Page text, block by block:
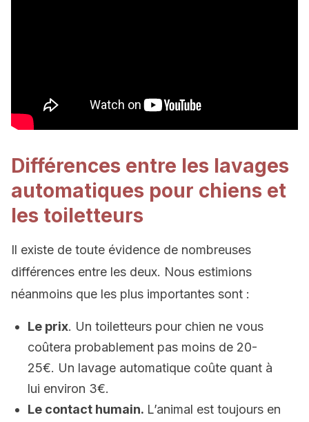
Différences entre les lavages
automatiques pour chiens et
les toiletteurs
Il existe de toute évidence de nombreuses
différences entre les deux. Nous estimions
néanmoins que les plus importantes sont :
Le prix. Un toiletteurs pour chien ne vous
coûtera probablement pas moins de 20-
25€. Un lavage automatique coûte quant à
lui environ 3€.
Le contact humain. L’animal est toujours en